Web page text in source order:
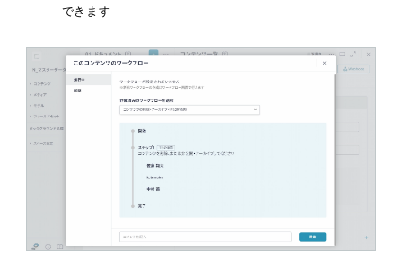
できます